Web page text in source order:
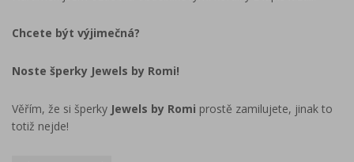
Chcete být výjimečná?
Noste šperky Jewels by Romi!
Věřím, že si šperky Jewels by Romi prostě zamilujete, jinak to
totiž nejde!